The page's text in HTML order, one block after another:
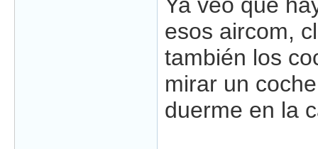
Ya veo que
esos aircom,
también los
mirar un
duerme en la